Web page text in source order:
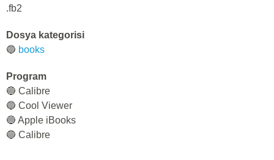
.fb2
Dosya kategorisi
🔵 books
Program
🔵 Calibre
🔵 Cool Viewer
🔵 Apple iBooks
🔵 Calibre